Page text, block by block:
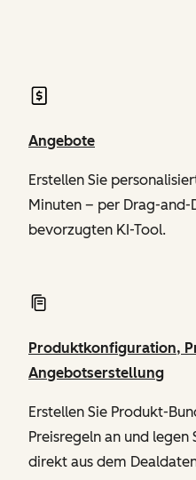
Angebote
Erstellen Sie
Minuten – per Drag-
bevorzugten KI-Tool.
Produktkonfiguration,
Angebotserstellung
Erstellen Sie Produkt-
Preisregeln an und
direkt aus dem